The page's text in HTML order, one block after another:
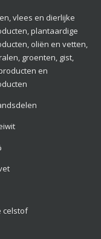
vlees en dierlijke
plantaardige
oliën en vetten,
groenten, gist,
en
celstof